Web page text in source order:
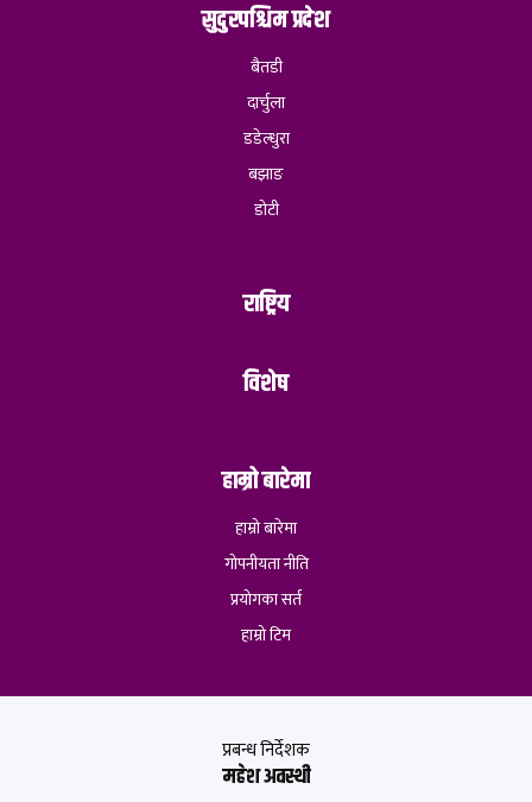
सुदुरपश्चिम प्रदेश
बैतडी
दार्चुला
डडेल्धुरा
बझाङ
डोटी
राष्ट्रिय
विशेष
हाम्रो बारेमा
हाम्रो बारेमा
गोपनीयता नीति
प्रयोगका सर्त
हाम्रो टिम
प्रबन्ध निर्देशक
महेश अवस्थी